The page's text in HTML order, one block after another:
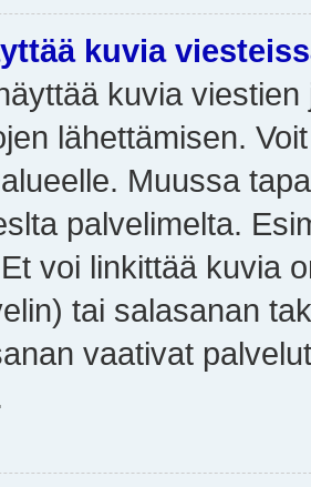
kuvia
kuvia
lähettämisen.
Muussa
palvelimelta.
voi linkittää kuvia
tai salasanan
vaativat